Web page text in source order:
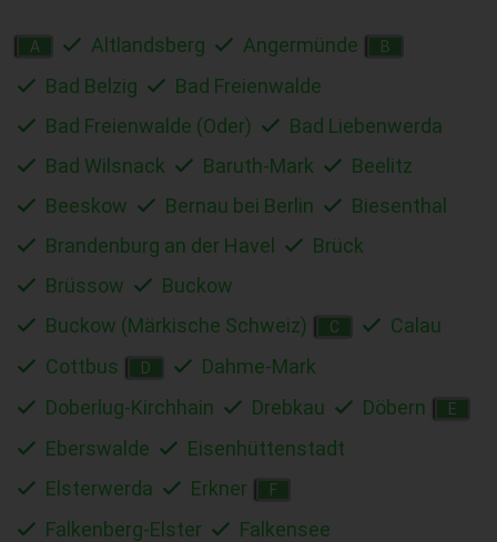
A Altlandsberg Angermünde B
Bad Belzig
Bad Freienwalde
Bad Freienwalde (Oder)
Bad Liebenwerda
Bad Wilsnack
Baruth-Mark
Beelitz
Beeskow
Bernau bei Berlin
Biesenthal
Brandenburg an der Havel
Brück
Brüssow
Buckow
Buckow (Märkische Schweiz)
C
Calau
Cottbus
D
Dahme-Mark
Doberlug-Kirchhain
Drebkau Döbern E
Eberswalde
Eisenhüttenstadt
Elsterwerda
Erkner F
Falkenberg-Elster
Falkensee